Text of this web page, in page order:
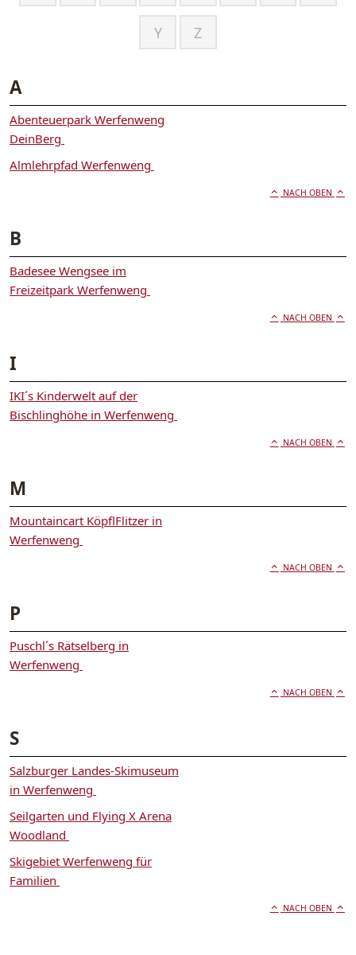
Y Z
A
Abenteuerpark Werfenweng
DeinBerg
Almlehrpfad Werfenweng
NACH OBEN
B
Badesee Wengsee im
Freizeitpark Werfenweng
NACH OBEN
I
IKI´s Kinderwelt auf der
Bischlinghöhe in Werfenweng
NACH OBEN
M
Mountaincart KöpflFlitzer in
Werfenweng
NACH OBEN
P
Puschl´s Rätselberg in
Werfenweng
NACH OBEN
S
Salzburger Landes-Skimuseum
in Werfenweng
Seilgarten und Flying X Arena
Woodland
Skigebiet Werfenweng für
Familien
NACH OBEN